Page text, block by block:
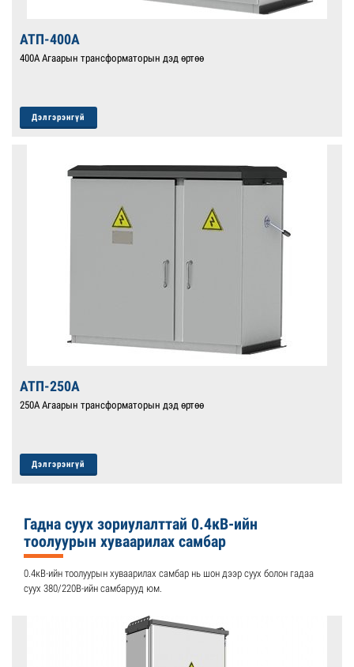
АТП-400А
400А Агаарын трансформаторын дэд өртөө
Дэлгэрэнгүй
АТП-250А
250А Агаарын трансформаторын дэд өртөө
Дэлгэрэнгүй
Гадна суух зориулалттай 0.4кВ-ийн
тоолуурын хуваарилах самбар
0.4кВ-ийн тоолуурын хуваарилах самбар нь шон дээр суух болон гадаа
суух 380/220В-ийн самбарууд юм.